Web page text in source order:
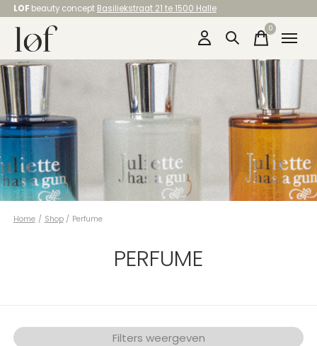
LOF beauty concept Basiliekstraat 21 te 1500 Halle
0items
Home / Shop / Perfume
PERFUME
Filters weergeven